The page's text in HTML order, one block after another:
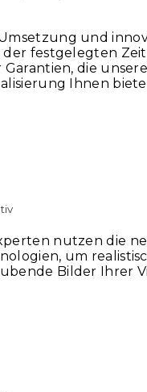
und
festgelegten
Garantien, die
Ihnen
nutzen die
um
Bilder Ihrer